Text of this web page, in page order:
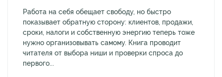
Работа на себя обещает свободу, но быстро
показывает обратную сторону: клиентов, продажи,
сроки, налоги и собственную энергию теперь тоже
нужно организовывать самому. Книга проводит
читателя от выбора ниши и проверки спроса до
первого...